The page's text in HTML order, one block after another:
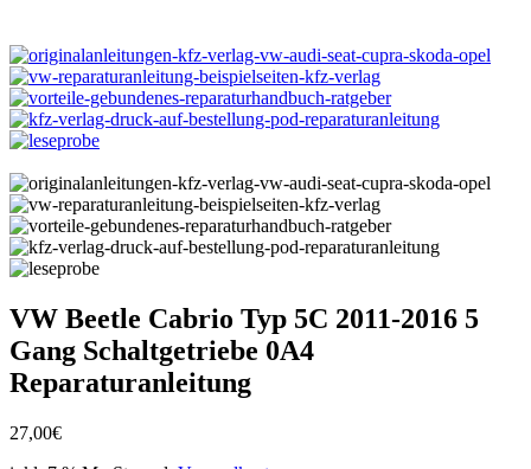
VW Beetle Cabrio Typ 5C 2011-2016 5
Gang Schaltgetriebe 0A4
Reparaturanleitung
27,00€